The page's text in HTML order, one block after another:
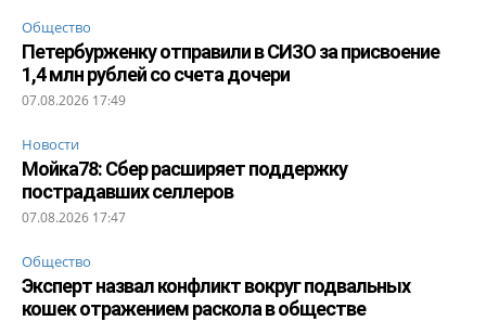
Общество
Петербурженку отправили в СИЗО за присвоение
1,4 млн рублей со счета дочери
07.08.2026 17:49
Новости
Мойка78: Сбер расширяет поддержку
пострадавших селлеров
07.08.2026 17:47
Общество
Эксперт назвал конфликт вокруг подвальных
кошек отражением раскола в обществе